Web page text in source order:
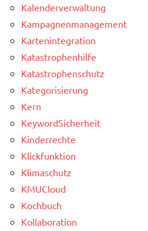
Kalenderverwaltung
Kampagnenmanagement
Kartenintegration
Katastrophenhilfe
Katastrophenschutz
Kategorisierung
Kern
KeywordSicherheit
Kinderrechte
Klickfunktion
Klimaschutz
KMUCloud
Kochbuch
Kollaboration